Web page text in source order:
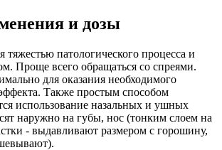
и дозы
тяжестью патологического процесса и
Проще всего обращаться со спреями.
для оказания необходимого
Также простым способом
использование назальных и ушных
наружно на губы, нос (тонким слоем на
- выдавливают размером с горошину,